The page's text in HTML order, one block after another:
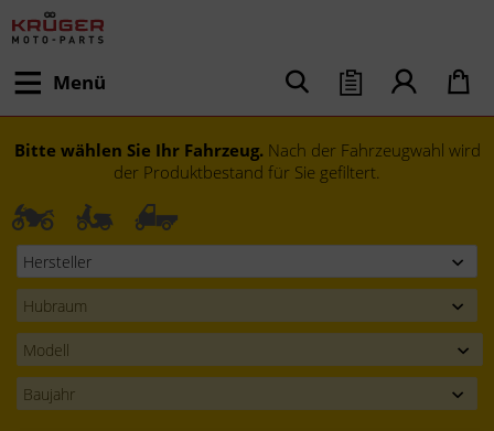
Menü
Bitte wählen Sie Ihr Fahrzeug. Nach der Fahrzeugwahl wird
der Produktbestand für Sie gefiltert.